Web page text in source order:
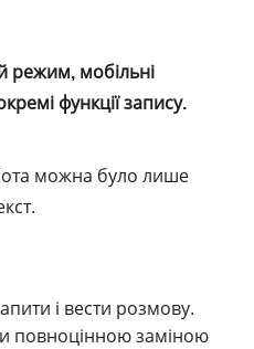
режим, мобільні
функції запису.
можна було лише
і вести розмову.
повноцінною заміною